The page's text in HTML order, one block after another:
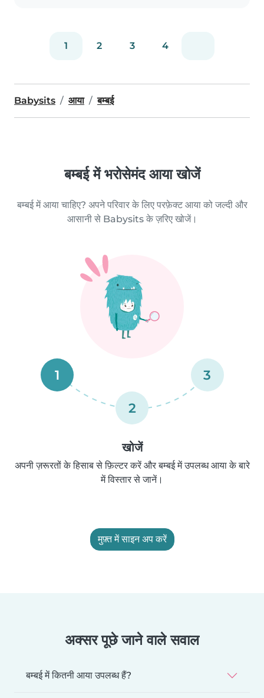
1 2 3 4
Babysits आया बम्बई
बम्बई में भरोसेमंद आया खोजें
बम्बई में आया चाहिए? अपने परिवार के लिए परफ़ेक्ट आया को जल्दी और
आसानी से Babysits के ज़रिए खोजें।
1
2
3
खोजें
अपनी ज़रूरतों के हिसाब से फ़िल्टर करें और बम्बई में उपलब्ध आया के बारे
में विस्तार से जानें।
मुफ़्त में साइन अप करें
अक्सर पूछे जाने वाले सवाल
बम्बई में कितनी आया उपलब्ध हैं?